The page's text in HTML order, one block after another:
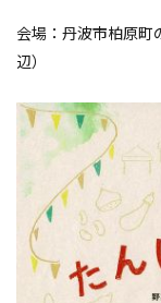
会場：丹波市柏原町
辺）